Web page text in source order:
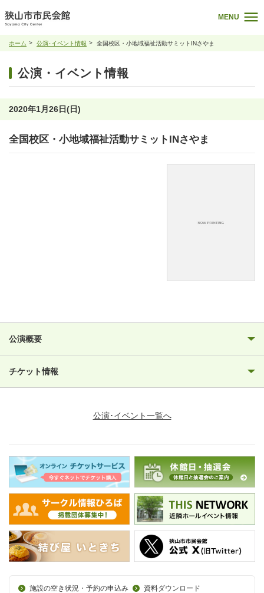
MENU
ホーム 公演･イベント情報 全国校区・小地域福祉活動サミットINさやま
公演・イベント情報
2020年1月26日(日)
全国校区・小地域福祉活動サミットINさやま
公演概要
チケット情報
公演･イベント一覧へ
施設の空き状況・予約の申込み
資料ダウンロード